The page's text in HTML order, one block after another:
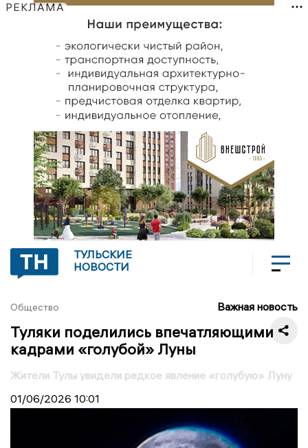
РЕКЛАМА
ТУЛЬСКИЕ
НОВОСТИ
Общество Важная новость
Туляки поделились впечатляющими
кадрами «голубой» Луны
Жители Тулы увидели редкое явление «голубую» Луну
01/06/2026 10:01